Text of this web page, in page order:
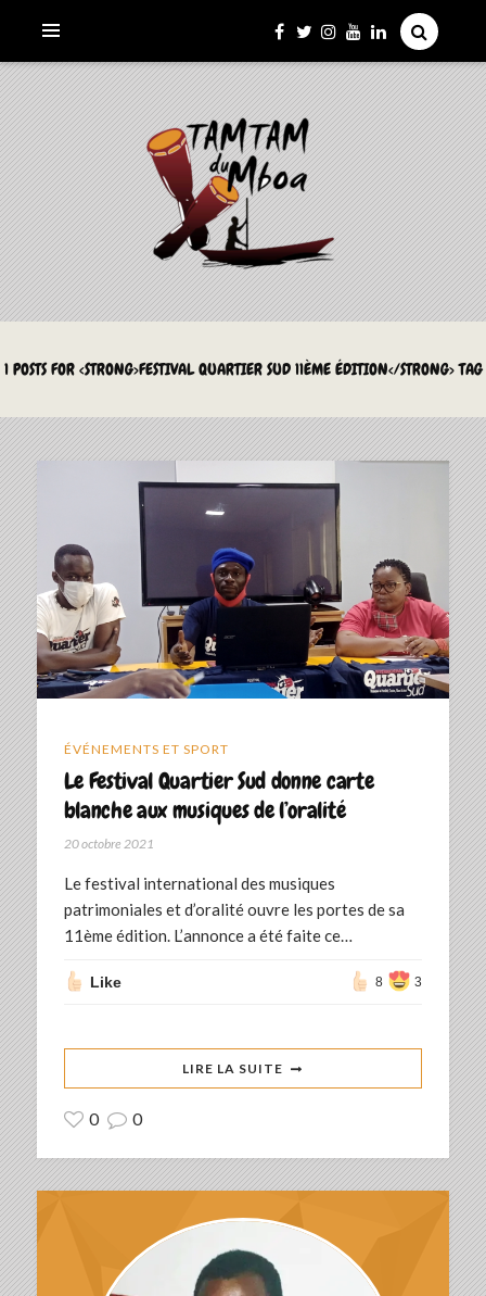
LE TAMTAM DU MBOA
La Culture du Mboa Dévoilée !
1 POSTS FOR <STRONG>FESTIVAL QUARTIER SUD 11ÈME ÉDITION</STRONG> TAG
ÉVÉNEMENTS ET SPORT
Le Festival Quartier Sud donne carte
blanche aux musiques de l’oralité
20 octobre 2021
Le festival international des musiques
patrimoniales et d’oralité ouvre les portes de sa
11ème édition. L’annonce a été faite ce…
Like 8 3
LIRE LA SUITE
0 0